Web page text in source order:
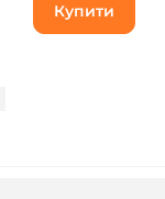
Купити